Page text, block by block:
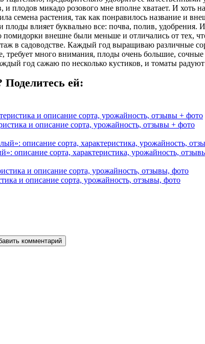
плодов микадо розового мне вполне хватает. И хоть
семена растения, так как понравилось название и
плоды влияет буквально все: почва, полив,
помидорки внешне были меньше и отличались от тех,
в садоводстве. Каждый год выращиваю различные
требует много внимания, плоды очень большие,
год сажаю по несколько кустиков, и томаты
Поделитесь ей:
и описание сорта, урожайность, отзывы + фото
описание сорта, характеристика, урожайность,
и описание сорта, урожайность, отзывы, фото